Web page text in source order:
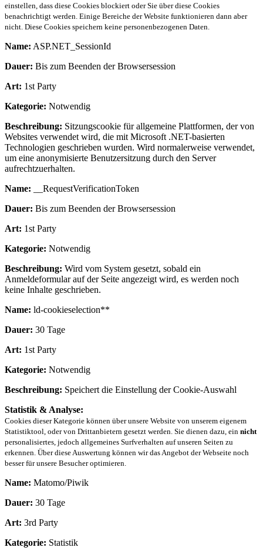
einstellen, dass diese Cookies blockiert oder Sie über diese Cookies
benachrichtigt werden. Einige Bereiche der Website funktionieren dann aber
nicht. Diese Cookies speichern keine personenbezogenen Daten.
Name: ASP.NET_SessionId
Dauer: Bis zum Beenden der Browsersession
Art: 1st Party
Kategorie: Notwendig
Beschreibung: Sitzungscookie für allgemeine Plattformen, der von
Websites verwendet wird, die mit Microsoft .NET-basierten
Technologien geschrieben wurden. Wird normalerweise verwendet,
um eine anonymisierte Benutzersitzung durch den Server
aufrechtzuerhalten.
Name: __RequestVerificationToken
Dauer: Bis zum Beenden der Browsersession
Art: 1st Party
Kategorie: Notwendig
Beschreibung: Wird vom System gesetzt, sobald ein
Anmeldeformular auf der Seite angezeigt wird, es werden noch
keine Inhalte geschrieben.
Name: ld-cookieselection**
Dauer: 30 Tage
Art: 1st Party
Kategorie: Notwendig
Beschreibung: Speichert die Einstellung der Cookie-Auswahl
Statistik & Analyse:
Cookies dieser Kategorie können über unsere Website von unserem eigenem
Statistiktool, oder von Drittanbietern gesetzt werden. Sie dienen dazu, ein nicht
personalisiertes, jedoch allgemeines Surfverhalten auf unseren Seiten zu
erkennen. Über diese Auswertung können wir das Angebot der Webseite noch
besser für unsere Besucher optimieren.
Name: Matomo/Piwik
Dauer: 30 Tage
Art: 3rd Party
Kategorie: Statistik